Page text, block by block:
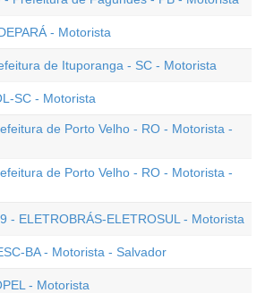
- Motorista
de Ituporanga - SC - Motorista
SC - Motorista
de Porto Velho - RO - Motorista -
de Porto Velho - RO - Motorista -
- ELETROBRÁS-ELETROSUL - Motorista
BA - Motorista - Salvador
- Motorista